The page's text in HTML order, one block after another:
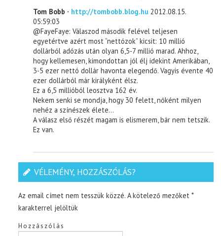
Tom Bobb · http://tombobb.blog.hu 2012.08.15.
05:59:03
@FayeFaye: Válaszod második felével teljesen
egyetértve azért most “nettózok” kicsit: 10 millió
dollárból adózás után olyan 6,5-7 millió marad. Ahhoz,
hogy kellemesen, kimondottan jól élj idekint Amerikában,
3-5 ezer nettó dollár havonta elegendő. Vagyis évente 40
ezer dollárból már királyként élsz.
Ez a 6,5 millióból leosztva 162 év.
Nekem senki se mondja, hogy 30 felett, nőként milyen
nehéz a színészek élete…
A válasz első részét magam is elismerem, bár nem tetszik.
Ez van.
VÉLEMÉNY, HOZZÁSZÓLÁS?
Az email címet nem tesszük közzé. A kötelező mezőket*
karakterrel jelöltük
Hozzászólás